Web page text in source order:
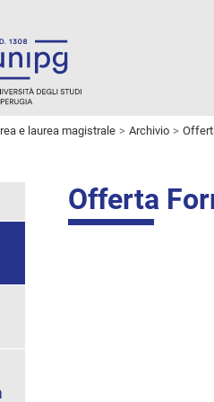
e laurea magistrale Archivio
Offerta